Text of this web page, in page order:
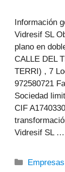
Información
Vidresif SL
plano en
CALLE DEL
TERRI) , 7
972580721
Sociedad
CIF
Vidresif SL …
Categorías